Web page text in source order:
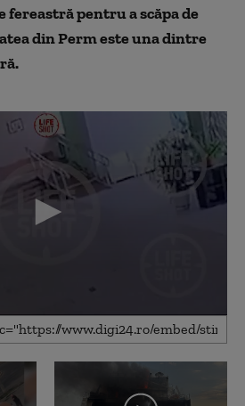
fereastră pentru a scăpa de
din Perm este una dintre